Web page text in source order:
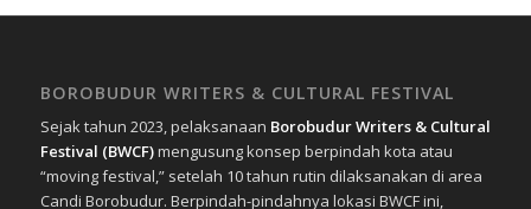
BOROBUDUR WRITERS & CULTURAL FESTIVAL
Sejak tahun 2023, pelaksanaan Borobudur Writers & Cultural
Festival (BWCF)mengusung konsep berpindah kota atau
“moving festival,” setelah 10 tahun rutin dilaksanakan di area
Candi Borobudur. Berpindah-pindahnya lokasi BWCF ini,